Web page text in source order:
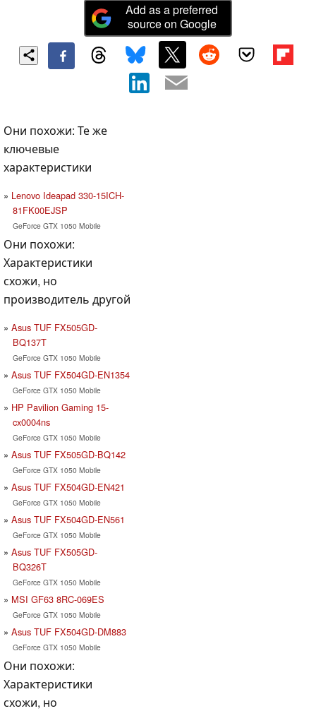
Add as a preferred
source on Google
Они похожи: Те же
ключевые
характеристики
Lenovo Ideapad 330-15ICH-
81FK00EJSP
GeForce GTX 1050 Mobile
Они похожи:
Характеристики
схожи, но
производитель другой
Asus TUF FX505GD-
BQ137T
GeForce GTX 1050 Mobile
Asus TUF FX504GD-EN1354
GeForce GTX 1050 Mobile
HP Pavilion Gaming 15-
cx0004ns
GeForce GTX 1050 Mobile
Asus TUF FX505GD-BQ142
GeForce GTX 1050 Mobile
Asus TUF FX504GD-EN421
GeForce GTX 1050 Mobile
Asus TUF FX504GD-EN561
GeForce GTX 1050 Mobile
Asus TUF FX505GD-
BQ326T
GeForce GTX 1050 Mobile
MSI GF63 8RC-069ES
GeForce GTX 1050 Mobile
Asus TUF FX504GD-DM883
GeForce GTX 1050 Mobile
Они похожи:
Характеристики
схожи, но